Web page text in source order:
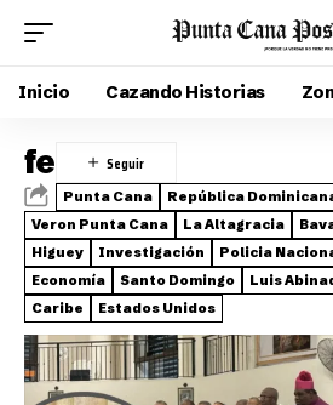
Inicio Cazando Historias
fe
Punta Cana República
Veron Punta Cana
La Altagracia
Higuey
Investigación Policia
Economía
Santo Domingo Luis
Caribe
Estados Unidos